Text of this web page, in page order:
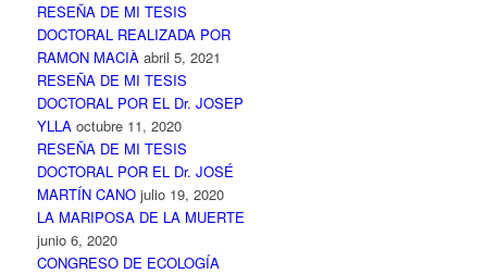
RESEÑA DE MI TESIS
DOCTORAL REALIZADA POR
RAMON MACIÀ abril 5, 2021
RESEÑA DE MI TESIS
DOCTORAL POR EL Dr. JOSEP
YLLA octubre 11, 2020
RESEÑA DE MI TESIS
DOCTORAL POR EL Dr. JOSÉ
MARTÍN CANO julio 19, 2020
LA MARIPOSA DE LA MUERTE
junio 6, 2020
CONGRESO DE ECOLOGÍA